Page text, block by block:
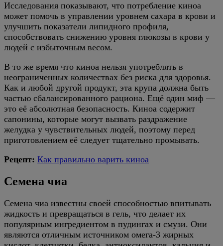
Исследования показывают, что потребление киноа
может помочь в управлении уровнем сахара в крови и
улучшить показатели липидного профиля,
способствовать снижению уровня глюкозы в крови у
людей с избыточным весом.
В то же время что киноа нельзя употреблять в
неограниченных количествах без риска для здоровья.
Как и любой другой продукт, эта крупа должна быть
частью сбалансированного рациона. Ещё один миф —
это её абсолютная безопасность. Киноа содержит
сапонины, которые могут вызвать раздражение
желудка у чувствительных людей, поэтому перед
приготовлением её следует тщательно промывать.
Рецепт: Как правильно варить киноа
Семена чиа
Семена чиа известны своей способностью впитывать
жидкость и превращаться в гель, что делает их
популярным ингредиентом в пудингах и смузи. Они
являются отличным источником омега-3 жирных